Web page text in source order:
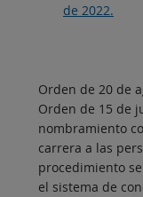
de 2022.
Orden de 20 de
Orden de 15 de
nombramiento
carrera a las
procedimiento
el sistema de